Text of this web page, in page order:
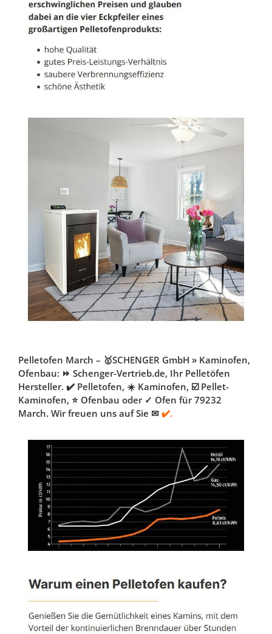
Pelletofen March – 🥇SCHENGER GmbH » Kaminofen,
Ofenbau: ⏩ Schenger-Vertrieb.de, Ihr Pelletöfen
Hersteller. ✔️ Pelletofen, ☀️ Kaminofen, ☑️ Pellet-
Kaminofen, ⭐ Ofenbau oder ✓ Ofen für 79232
March. Wir freuen uns auf Sie ✉ ✔️.